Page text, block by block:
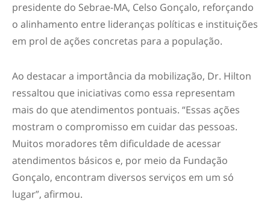
presidente do Sebrae-MA, Celso Gonçalo, reforçando
o alinhamento entre lideranças políticas e instituições
em prol de ações concretas para a população.
Ao destacar a importância da mobilização, Dr. Hilton
ressaltou que iniciativas como essa representam
mais do que atendimentos pontuais. “Essas ações
mostram o compromisso em cuidar das pessoas.
Muitos moradores têm dificuldade de acessar
atendimentos básicos e, por meio da Fundação
Gonçalo, encontram diversos serviços em um só
lugar”, afirmou.